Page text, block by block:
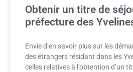
Obtenir un titre de
préfecture des
Envie d’en savoir plus sur les
des étrangers résidant dans les
celles relatives à l’obtention d’un